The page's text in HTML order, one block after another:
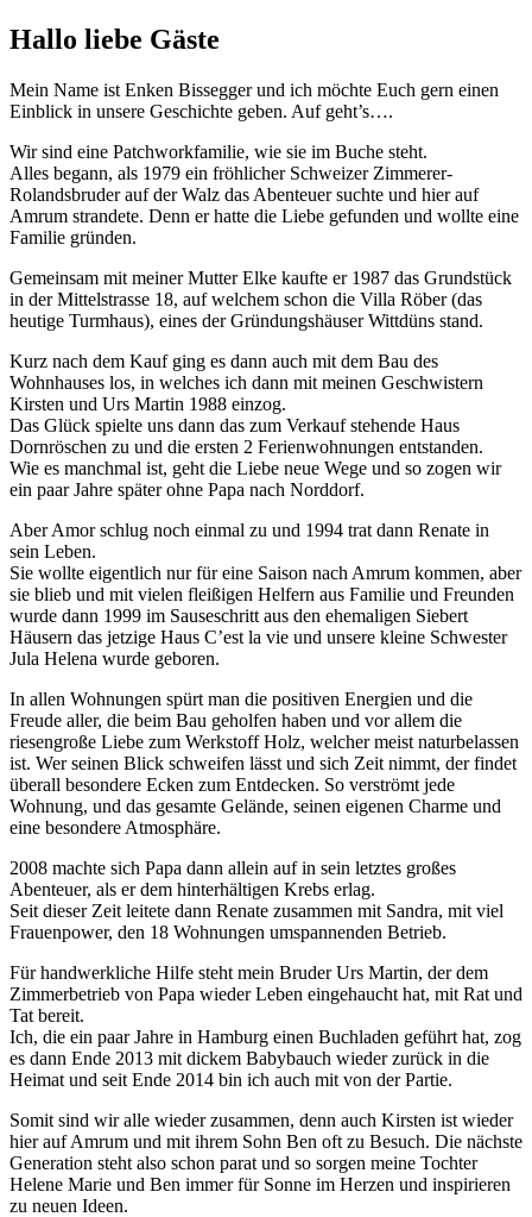
Hallo liebe Gäste
Mein Name ist Enken Bissegger und ich möchte Euch gern einen
Einblick in unsere Geschichte geben. Auf geht’s….
Wir sind eine Patchworkfamilie, wie sie im Buche steht.
Alles begann, als 1979 ein fröhlicher Schweizer Zimmerer-
Rolandsbruder auf der Walz das Abenteuer suchte und hier auf
Amrum strandete. Denn er hatte die Liebe gefunden und wollte eine
Familie gründen.
Gemeinsam mit meiner Mutter Elke kaufte er 1987 das Grundstück
in der Mittelstrasse 18, auf welchem schon die Villa Röber (das
heutige Turmhaus), eines der Gründungshäuser Wittdüns stand.
Kurz nach dem Kauf ging es dann auch mit dem Bau des
Wohnhauses los, in welches ich dann mit meinen Geschwistern
Kirsten und Urs Martin 1988 einzog.
Das Glück spielte uns dann das zum Verkauf stehende Haus
Dornröschen zu und die ersten 2 Ferienwohnungen entstanden.
Wie es manchmal ist, geht die Liebe neue Wege und so zogen wir
ein paar Jahre später ohne Papa nach Norddorf.
Aber Amor schlug noch einmal zu und 1994 trat dann Renate in
sein Leben.
Sie wollte eigentlich nur für eine Saison nach Amrum kommen, aber
sie blieb und mit vielen fleißigen Helfern aus Familie und Freunden
wurde dann 1999 im Sauseschritt aus den ehemaligen Siebert
Häusern das jetzige Haus C’est la vie und unsere kleine Schwester
Jula Helena wurde geboren.
In allen Wohnungen spürt man die positiven Energien und die
Freude aller, die beim Bau geholfen haben und vor allem die
riesengroße Liebe zum Werkstoff Holz, welcher meist naturbelassen
ist. Wer seinen Blick schweifen lässt und sich Zeit nimmt, der findet
überall besondere Ecken zum Entdecken. So verströmt jede
Wohnung, und das gesamte Gelände, seinen eigenen Charme und
eine besondere Atmosphäre.
2008 machte sich Papa dann allein auf in sein letztes großes
Abenteuer, als er dem hinterhältigen Krebs erlag.
Seit dieser Zeit leitete dann Renate zusammen mit Sandra, mit viel
Frauenpower, den 18 Wohnungen umspannenden Betrieb.
Für handwerkliche Hilfe steht mein Bruder Urs Martin, der dem
Zimmerbetrieb von Papa wieder Leben eingehaucht hat, mit Rat und
Tat bereit.
Ich, die ein paar Jahre in Hamburg einen Buchladen geführt hat, zog
es dann Ende 2013 mit dickem Babybauch wieder zurück in die
Heimat und seit Ende 2014 bin ich auch mit von der Partie.
Somit sind wir alle wieder zusammen, denn auch Kirsten ist wieder
hier auf Amrum und mit ihrem Sohn Ben oft zu Besuch. Die nächste
Generation steht also schon parat und so sorgen meine Tochter
Helene Marie und Ben immer für Sonne im Herzen und inspirieren
zu neuen Ideen.